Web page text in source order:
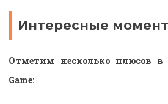
Интересные
Отметим несколько плюсов в
Game: